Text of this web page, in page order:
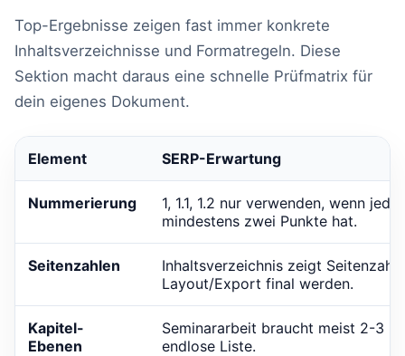
Top-Ergebnisse zeigen fast immer konkrete
Inhaltsverzeichnisse und Formatregeln. Diese
Sektion macht daraus eine schnelle Prüfmatrix für
dein eigenes Dokument.
Element SERP-Erwartung
Nummerierung
1, 1.1, 1.2 nur verwenden, wenn jede
mindestens zwei Punkte hat.
Seitenzahlen
Inhaltsverzeichnis zeigt
Layout/Export final werden.
Kapitel-
Ebenen
Seminararbeit braucht meist 2-3
endlose Liste.